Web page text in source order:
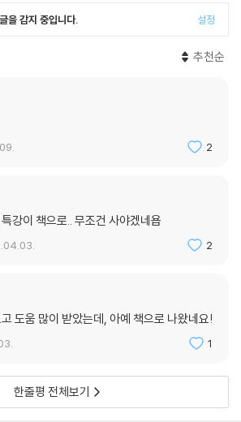
을 감지 중입니다. 설정
추천순
2
강이 책으로.. 무조건 사야겠네욥
2
도움 많이 받았는데, 아예 책으로 나왔네요!
1
한줄평 전체보기